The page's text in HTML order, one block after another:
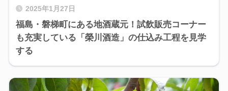
2025年1月27日
福島・磐梯町にある地酒蔵元！試飲販売コーナー
も充実している「榮川酒造」の仕込み工程を見学
する